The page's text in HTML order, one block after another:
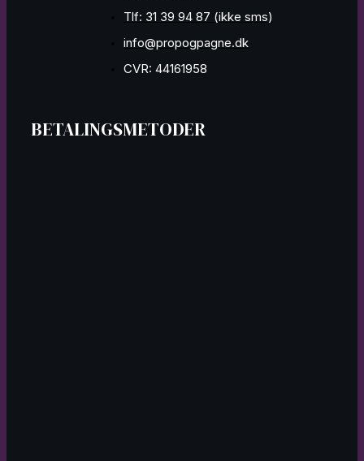
Tlf: 31 39 94 87 (ikke sms)
info@propogpagne.dk
CVR: 44161958
BETALINGSMETODER